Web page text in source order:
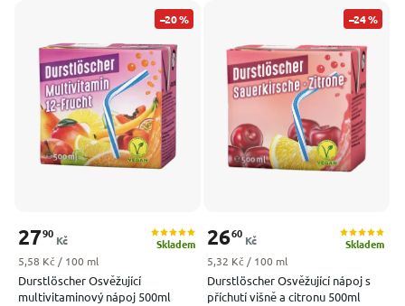
Nejprodávanější
Abecedně
–20 %
Durstlöscher Osvěžující
multivitaminový nápoj 500ml
Skladem
2790
Kč
Měrná cena:
5,58 Kč / 100 ml
–24 %
Durstlöscher Osvěžující nápoj s
příchutí višně a citronu 500ml
Skladem
2660
Kč
Měrná cena:
5,32 Kč / 100 ml